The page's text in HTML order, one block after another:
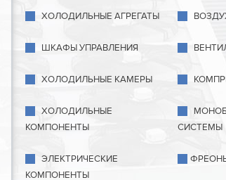
ХОЛОДИЛЬНЫЕ АГРЕГАТЫ
ШКАФЫ УПРАВЛЕНИЯ
ХОЛОДИЛЬНЫЕ КАМЕРЫ
ХОЛОДИЛЬНЫЕ
КОМПОНЕНТЫ
ЭЛЕКТРИЧЕСКИЕ
КОМПОНЕНТЫ
СИСТЕМЫ